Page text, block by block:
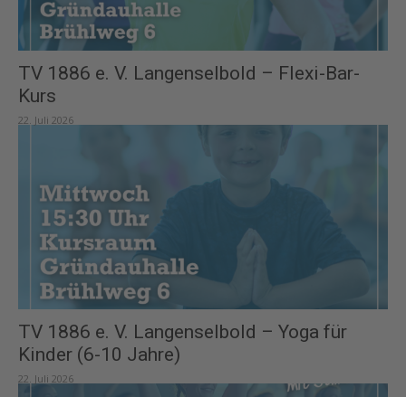
TV 1886 e. V. Langenselbold – Flexi-Bar-
Kurs
22. Juli 2026
TV 1886 e. V. Langenselbold – Yoga für
Kinder (6-10 Jahre)
22. Juli 2026